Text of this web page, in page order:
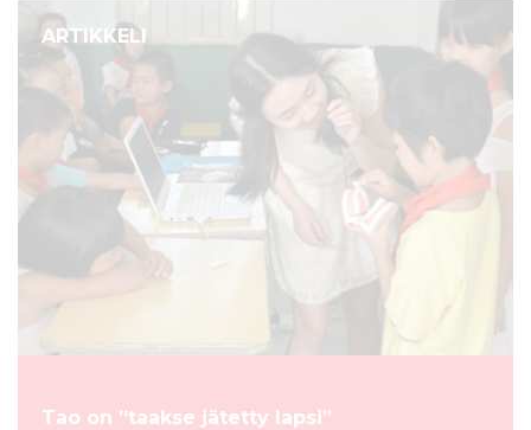
ARTIKKELI
Tao on ”taakse jätetty lapsi”